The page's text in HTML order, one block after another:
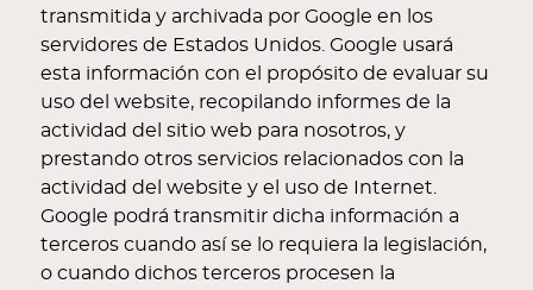
transmitida y archivada por Google en los
servidores de Estados Unidos. Google usará
esta información con el propósito de evaluar su
uso del website, recopilando informes de la
actividad del sitio web para nosotros, y
prestando otros servicios relacionados con la
actividad del website y el uso de Internet.
Google podrá transmitir dicha información a
terceros cuando así se lo requiera la legislación,
o cuando dichos terceros procesen la